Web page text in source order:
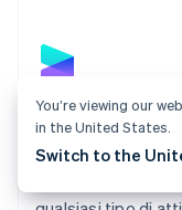
Payments
Accetta
Polonia
English
Português English
RAS di Hong
English 简体中文
English
You’re viewing our
in the United States.
Switch to the